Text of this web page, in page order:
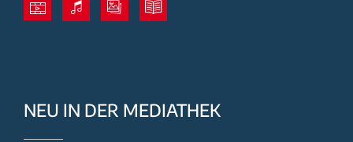
NEU IN DER MEDIATHEK